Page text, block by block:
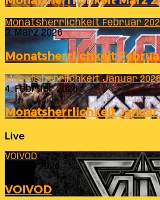
Monatsherrlichkeit Februar
3. März 2026
Monatsherrlichkeit
Monatsherrlichkeit Januar
4. Februar 2026
Monatsherrlichkeit Januar
Live
VOIVOD
23. Juli 2026
VOIVOD